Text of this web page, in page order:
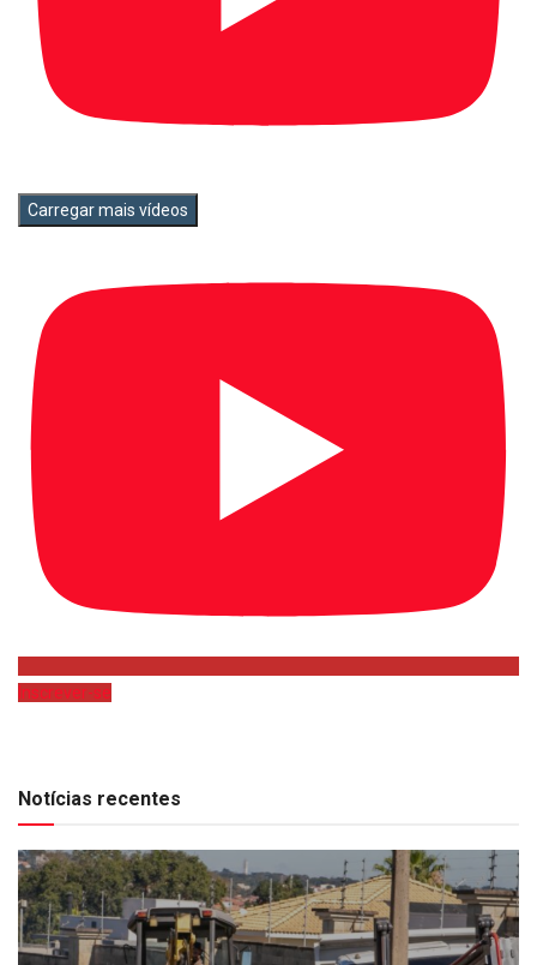
Carregar mais vídeos
Inscrever-se
Notícias recentes